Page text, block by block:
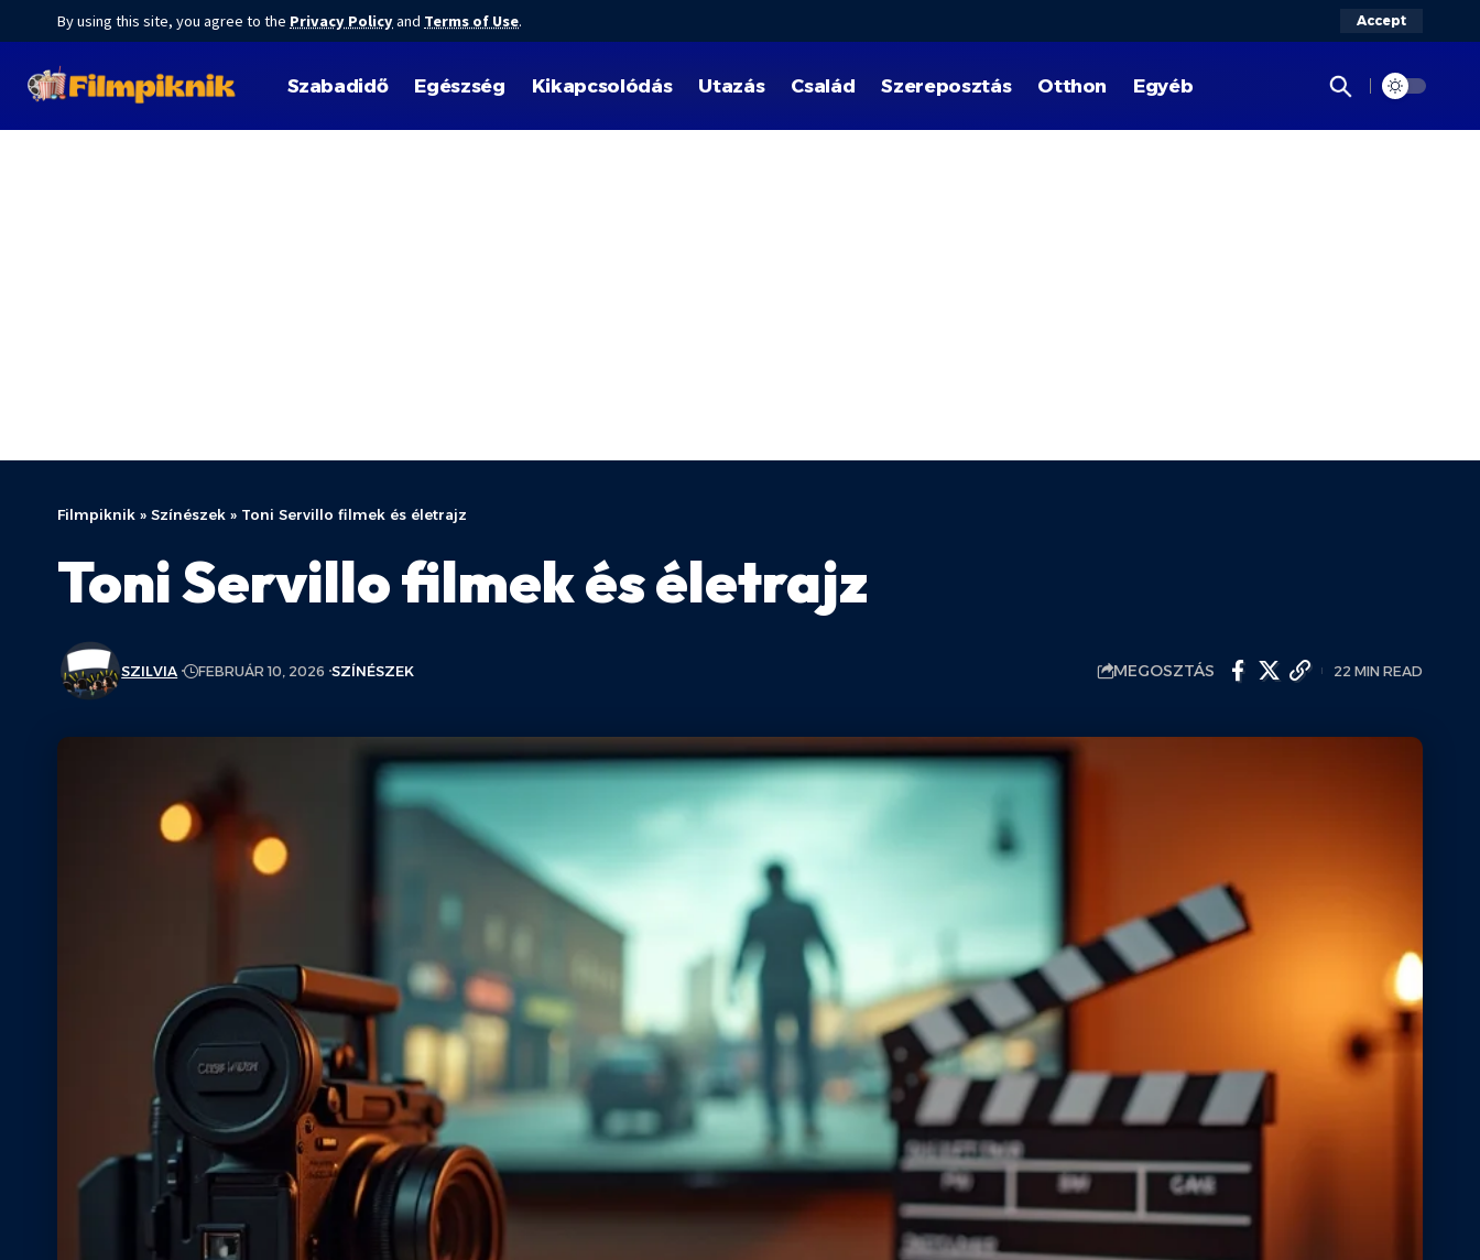
By using this site, you agree to the Privacy Policyand Terms of Use. Accept
Szabadidő Egészség Kikapcsolódás Utazás Család Szereposztás Otthon Egyéb
Filmpiknik » Színészek » Toni Servillo filmek és életrajz
Toni Servillo filmek és életrajz
SZILVIA FEBRUÁR 10, 2026 SZÍNÉSZEK MEGOSZTÁS 22 MIN READ